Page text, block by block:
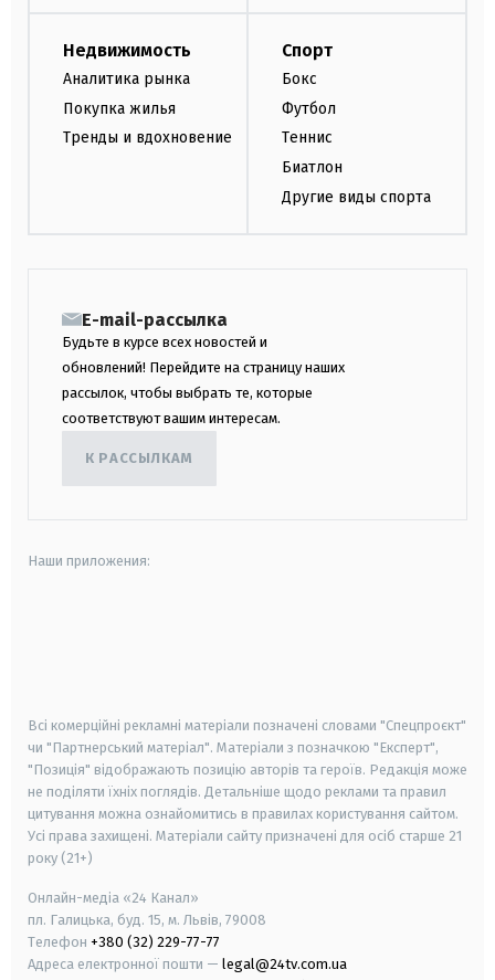
Недвижимость
Аналитика рынка
Покупка жилья
Тренды и вдохновение
Спорт
Бокс
Футбол
Теннис
Биатлон
Другие виды спорта
E-mail-рассылка
Будьте в курсе всех новостей и
обновлений! Перейдите на страницу наших
рассылок, чтобы выбрать те, которые
соответствуют вашим интересам.
К РАССЫЛКАМ
Наши приложения:
Всі комерційні рекламні матеріали позначені словами "Спецпроєкт"
чи "Партнерський матеріал". Матеріали з позначкою "Експерт",
"Позиція" відображають позицію авторів та героїв. Редакція може
не поділяти їхніх поглядів. Детальніше щодо реклами та правил
цитування можна ознайомитись в правилах користування сайтом.
Усі права захищені. Матеріали сайту призначені для осіб старше 21
року (21+)
Онлайн-медіа «24 Канал»
пл. Галицька, буд. 15, м. Львів, 79008
Телефон +380 (32) 229-77-77
Адреса електронної пошти — legal@24tv.com.ua